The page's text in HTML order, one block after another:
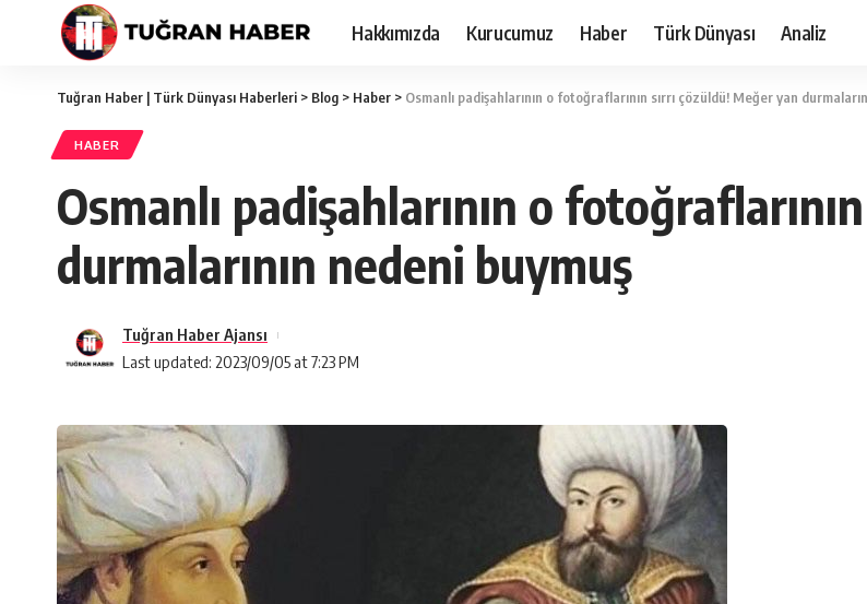
Hakkımızda Kurucumuz Haber Türk Dünyası Analiz
Tuğran Haber | Türk Dünyası Haberleri > Blog > Haber > Osmanlı padişahlarının o fotoğraflarının sırrı çözüldü! Meğer yan
HABER
Osmanlı padişahlarının o
durmalarının nedeni buymuş
Last updated: 2023/09/05 at 7:23 PM
Tuğran Haber Ajansı